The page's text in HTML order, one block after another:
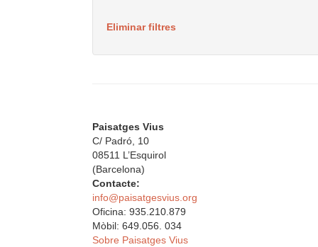
Eliminar filtres
Paisatges Vius
C/ Padró, 10
08511 L’Esquirol
(Barcelona)
Contacte:
info@paisatgesvius.org
Oficina: 935.210.879
Mòbil: 649.056. 034
Sobre Paisatges Vius